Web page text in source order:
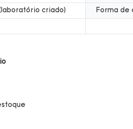
criado) Forma de